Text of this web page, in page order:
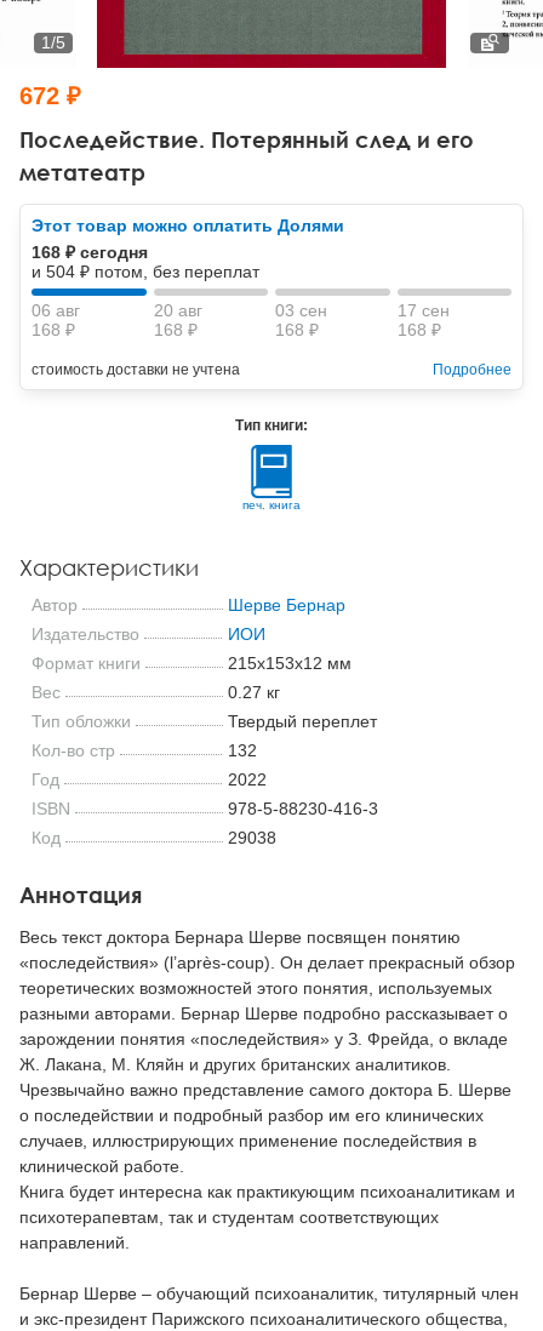
Тревожные расстройства, панические атаки
Другие направления психотерапии
Классический, эриксоновский гипноз и НЛП
НЛП
Психология труда и эргономика
Социальная психология
Социальная и организационная психология
Классический и юнгианский психоанализ
Последействие. Потерянный след и его
метатеатр
1/5
672 ₽
Этот товар можно оплатить Долями
168 ₽ сегодня
и 504 ₽ потом, без переплат
06 авг
168 ₽
20 авг
168 ₽
03 сен
168 ₽
17 сен
168 ₽
стоимость доставки не учтена Подробнее
Тип книги:
печ. книга
Характеристики
Автор
Шерве Бернар
Издательство
ИОИ
Формат книги
215x153x12 мм
Вес
0.27 кг
Тип обложки
Твердый переплет
Кол-во стр
132
Год
2022
ISBN
978-5-88230-416-3
Код
29038
Аннотация
Весь текст доктора Бернара Шерве посвящен понятию
«последействия» (l’après-coup). Он делает прекрасный обзор
теоретических возможностей этого понятия, используемых
разными авторами. Бернар Шерве подробно рассказывает о
зарождении понятия «последействия» у З. Фрейда, о вкладе
Ж. Лакана, М. Кляйн и других британских аналитиков.
Чрезвычайно важно представление самого доктора Б. Шерве
о последействии и подробный разбор им его клинических
случаев, иллюстрирующих применение последействия в
клинической работе.
Книга будет интересна как практикующим психоаналитикам и
психотерапевтам, так и студентам соответствующих
направлений.
Бернар Шерве – обучающий психоаналитик, титулярный член
и экс-президент Парижского психоаналитического общества,